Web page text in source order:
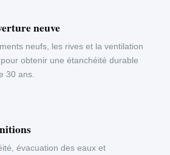
neuve
neufs, les rives et la ventilation
obtenir une étanchéité durable
30 ans.
évacuation des eaux et